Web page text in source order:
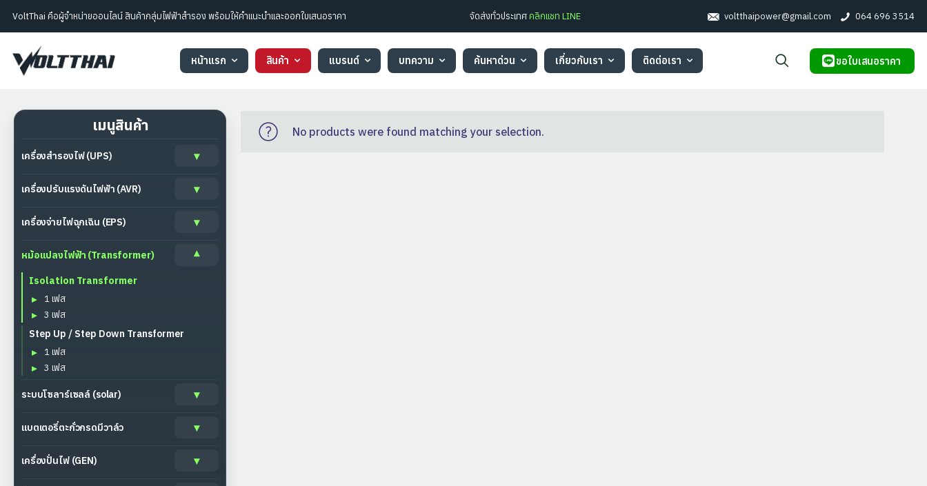
VoltThai คือผู้จำหน่ายออนไลน์ สินค้ากลุ่มไฟฟ้าสำรอง พร้อมให้คำแนะนำและออกใบเสนอราคา จัดส่งทั่วประเทศ คลิกแชท LINE voltthaipower@gmail.com 064 696 3514
หน้าแรก สินค้า แบรนด์ บทความ ค้นหาด่วน เกี่ยวกับเรา ติดต่อเรา ขอใบเสนอราคา
No products were found matching your selection.
เมนูสินค้า
เครื่องสำรองไฟ (UPS)
เครื่องปรับแรงดันไฟฟ้า (AVR)
เครื่องจ่ายไฟฉุกเฉิน (EPS)
หม้อแปลงไฟฟ้า (Transformer)
Isolation Transformer
1 เฟส
3 เฟส
Step Up / Step Down Transformer
1 เฟส
3 เฟส
ระบบโซลาร์เซลล์ (solar)
แบตเตอรี่ตะกั่วกรดมีวาล์ว
เครื่องปั่นไฟ (GEN)